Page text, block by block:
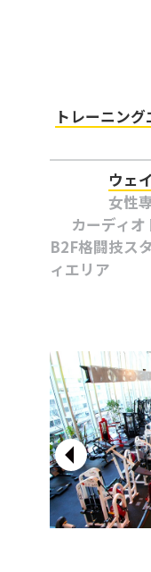
トレーニン
ウェ
女性
カーディ
B2F格闘技ス
ィエリア